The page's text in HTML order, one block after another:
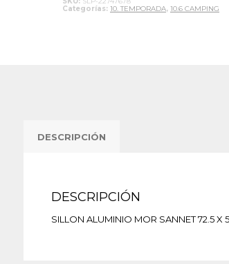
Categorías: 10. TEMPORADA, 10.6 CAMPING
DESCRIPCIÓN
DESCRIPCIÓN
SILLON ALUMINIO MOR SANNET 72.5 X